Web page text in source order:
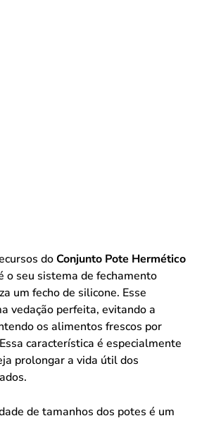
doConjunto Pote Hermético
o seu sistema de fechamento
um fecho de silicone. Esse
vedação perfeita, evitando a
os alimentos frescos por
característica é especialmente
prolongar a vida útil dos
de tamanhos dos potes é um